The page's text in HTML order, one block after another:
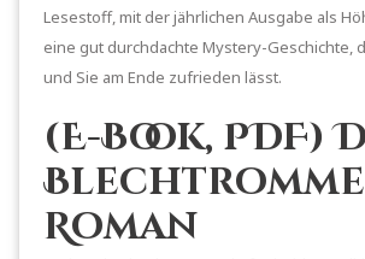
Lesestoff, mit der jährlichen Ausgabe als
eine gut durchdachte Mystery-Geschichte,
und Sie am Ende zufrieden lässt.
(E-Book, PDF)
Roman